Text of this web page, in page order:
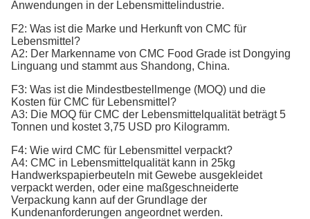
Anwendungen in der Lebensmittelindustrie.
F2: Was ist die Marke und Herkunft von CMC für
Lebensmittel?
A2: Der Markenname von CMC Food Grade ist Dongying
Linguang und stammt aus Shandong, China.
F3: Was ist die Mindestbestellmenge (MOQ) und die
Kosten für CMC für Lebensmittel?
A3: Die MOQ für CMC der Lebensmittelqualität beträgt 5
Tonnen und kostet 3,75 USD pro Kilogramm.
F4: Wie wird CMC für Lebensmittel verpackt?
A4: CMC in Lebensmittelqualität kann in 25kg
Handwerkspapierbeuteln mit Gewebe ausgekleidet
verpackt werden, oder eine maßgeschneiderte
Verpackung kann auf der Grundlage der
Kundenanforderungen angeordnet werden.